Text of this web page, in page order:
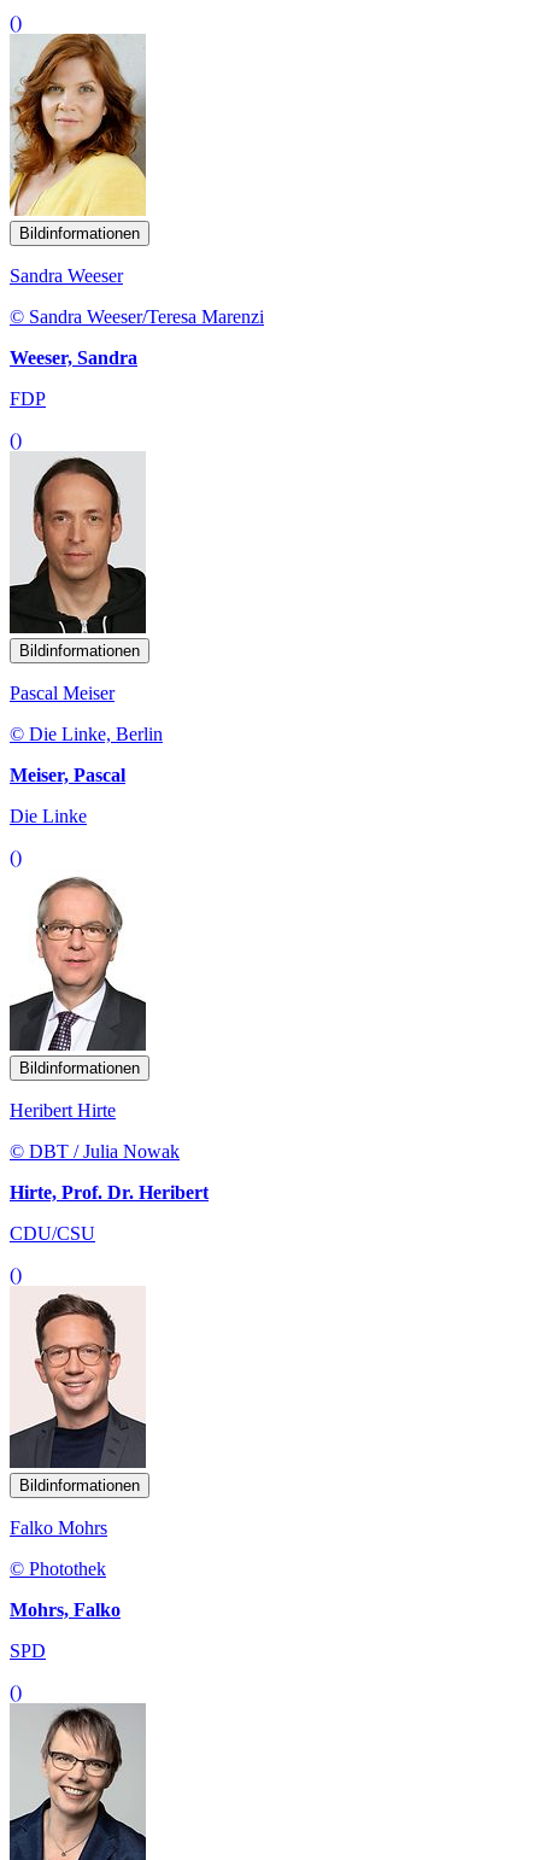
()
Bildinformationen
Sandra Weeser
© Sandra Weeser/Teresa Marenzi
Weeser, Sandra
FDP
()
Bildinformationen
Pascal Meiser
© Die Linke, Berlin
Meiser, Pascal
Die Linke
()
Bildinformationen
Heribert Hirte
© DBT / Julia Nowak
Hirte, Prof. Dr. Heribert
CDU/CSU
()
Bildinformationen
Falko Mohrs
© Photothek
Mohrs, Falko
SPD
()